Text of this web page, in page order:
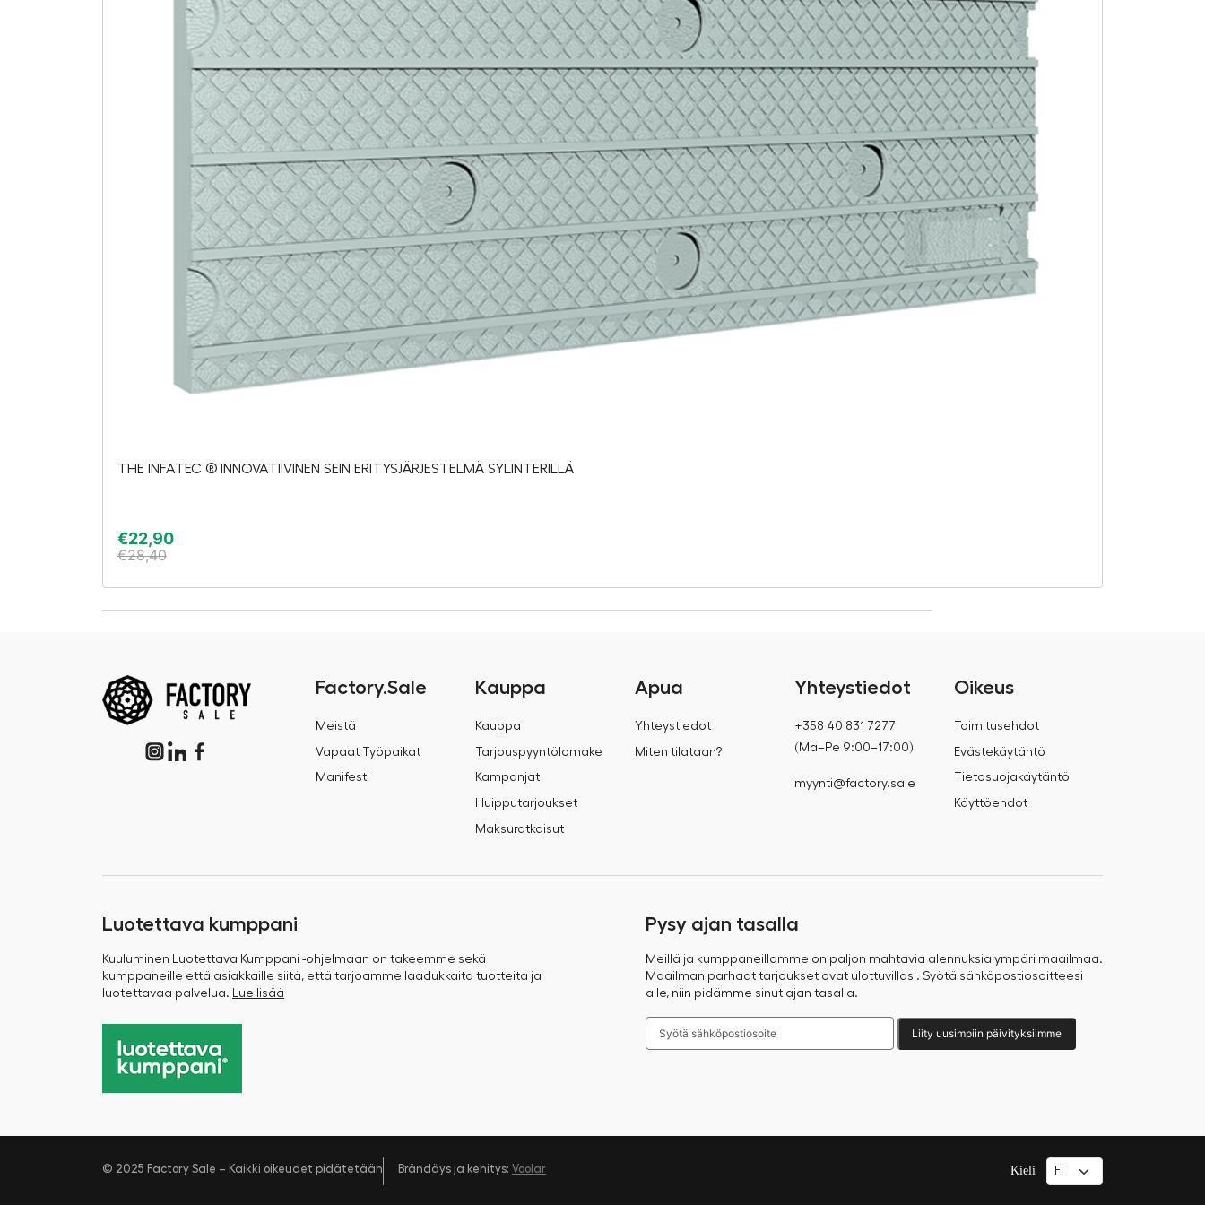
THE INFATEC ® INNOVATIIVINEN SEIN ERITYSJÄRJESTELMÄ SYLINTERILLÄ
€22,90
€28,40
Factory.Sale
Meistä
Vapaat Työpaikat
Manifesti
Kauppa
Kauppa
Tarjouspyyntölomake
Kampanjat
Huipputarjoukset
Maksuratkaisut
Apua
Yhteystiedot
Miten tilataan?
Yhteystiedot
+358 40 831 7277
(Ma–Pe 9:00–17:00)
myynti@factory.sale
Oikeus
Toimitusehdot
Evästekäytäntö
Tietosuojakäytäntö
Käyttöehdot
Luotettava kumppani
Kuuluminen Luotettava Kumppani -ohjelmaan on takeemme sekä
kumppaneille että asiakkaille siitä, että tarjoamme laadukkaita tuotteita ja
luotettavaa palvelua. Lue lisää
Pysy ajan tasalla
Meillä ja kumppaneillamme on paljon mahtavia alennuksia ympäri maailmaa.
Maailman parhaat tarjoukset ovat ulottuvillasi. Syötä sähköpostiosoitteesi
alle, niin pidämme sinut ajan tasalla.
Liity uusimpiin päivityksiimme
© 2025 Factory Sale – Kaikki oikeudet pidätetään Brändäys ja kehitys: Voolar Kieli